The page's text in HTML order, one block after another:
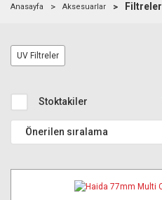
Canon R6 Mark III
Anasayfa Aksesuarlar Filtreler
UV Filtreler
Stoktakiler